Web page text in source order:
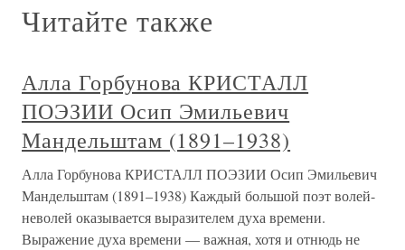
Читайте также
Алла Горбунова КРИСТАЛЛ
ПОЭЗИИ Осип Эмильевич
Мандельштам (1891–1938)
Алла Горбунова КРИСТАЛЛ ПОЭЗИИ Осип Эмильевич
Мандельштам (1891–1938) Каждый большой поэт волей-
неволей оказывается выразителем духа времени.
Выражение духа времени — важная, хотя и отнюдь не